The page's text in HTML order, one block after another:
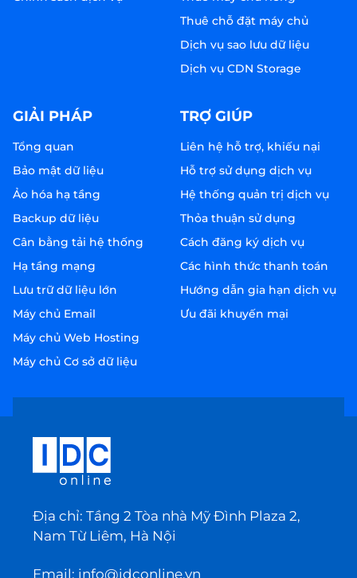
Thuê chỗ đặt máy chủ
Dịch vụ sao lưu dữ liệu
Dịch vụ CDN Storage
GIẢI PHÁP
Tổng quan
Bảo mật dữ liệu
Ảo hóa hạ tầng
Backup dữ liệu
Cân bằng tải hệ thống
Hạ tầng mạng
Lưu trữ dữ liệu lớn
Máy chủ Email
Máy chủ Web Hosting
Máy chủ Cơ sở dữ liệu
TRỢ GIÚP
Liên hệ hỗ trợ, khiếu nại
Hỗ trợ sử dụng dịch vụ
Hệ thống quản trị dịch vụ
Thỏa thuận sử dụng
Cách đăng ký dịch vụ
Các hình thức thanh toán
Hướng dẫn gia hạn dịch vụ
Ưu đãi khuyến mại
Địa chỉ: Tầng 2 Tòa nhà Mỹ Đình Plaza 2,
Nam Từ Liêm, Hà Nội
Email: info@idconline.vn